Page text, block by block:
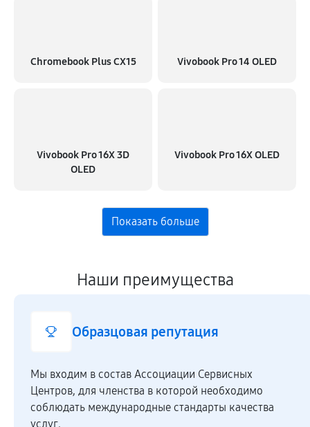
Chromebook Plus CX15 Vivobook Pro 14 OLED
Vivobook Pro 16X 3D
OLED
Vivobook Pro 16X OLED
Наши преимущества
Образцовая репутация
Мы входим в состав Ассоциации Сервисных
Центров, для членства в которой необходимо
соблюдать международные стандарты качества
услуг.